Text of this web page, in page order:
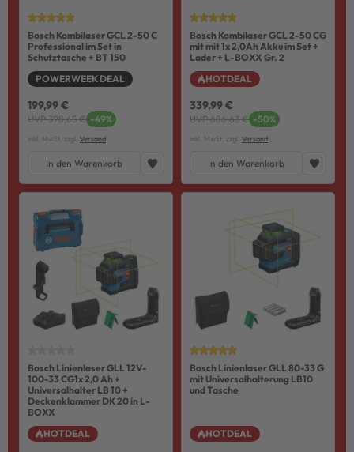
Bosch Kombilaser GCL 2-50 C
Professional im Set in
Schutztasche + BT 150
POWERWEEK DEAL
199,99 €
UVP 398,65 € -49%
inkl. MwSt. zzgl. Versand
In den Warenkorb
Bosch Kombilaser GCL 2-50 CG
mit mit 1x 2,0Ah Akku im Set +
Lader + L-BOXX Gr. 2
HOTDEAL
339,99 €
UVP 686,63 € -50%
inkl. MwSt. zzgl. Versand
In den Warenkorb
Bosch Linienlaser GLL 12V-
100-33 CG1x 2,0 Ah +
Universalhalter LB 10 +
Deckenklammer DK 20 in L-
BOXX
HOTDEAL
Bosch Linienlaser GLL 80-33 G
mit Universalhalterung LB10
und Tasche
HOTDEAL